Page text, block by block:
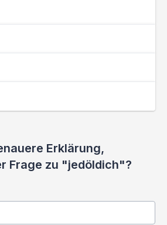
Erklärung,
Frage zu "jedöldich"?